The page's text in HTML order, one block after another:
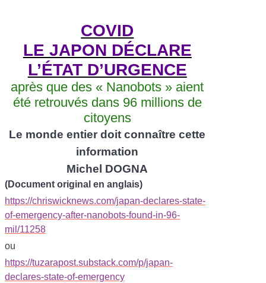
COVID
LE JAPON DÉCLARE
L’ÉTAT D’URGENCE
après que des « Nanobots » aient
été retrouvés dans 96 millions de
citoyens
Le monde entier doit connaître cette
information
Michel DOGNA
(Document original en anglais)
https://chriswicknews.com/japan-declares-state-
of-emergency-after-nanobots-found-in-96-
mil/11258
ou
https://tuzarapost.substack.com/p/japan-
declares-state-of-emergency